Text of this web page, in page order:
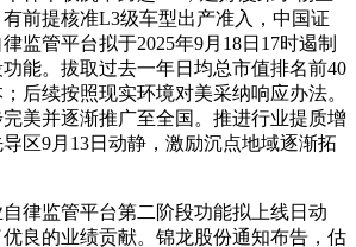
前提核准L3级车型出产准入，中国证
监管平台拟于2025年9月18日17时遏制
能。拔取过去一年日均总市值排名前40
后续按照现实环境对美采纳响应办法。
美并逐渐推广至全国。推进行业提质增
区9月13日动静，激励沉点地域逐渐拓
监管平台第二阶段功能拟上线日动
良的业绩贡献。锦龙股份通知布告，估